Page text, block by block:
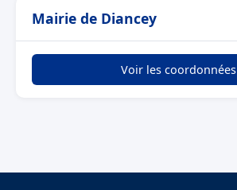
Mairie de Diancey
Voir les coordonnées